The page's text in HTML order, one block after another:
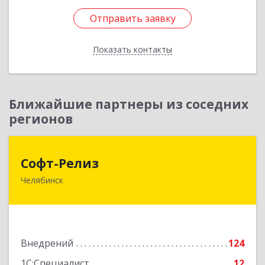
Отправить заявку
Показать контакты
Отправить заявку
Назад
Ближайшие партнеры из соседних
регионов
Софт-Релиз
Челябинск
Внедрений
124